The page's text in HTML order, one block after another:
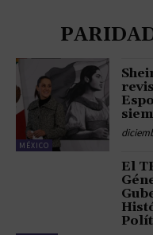
MÉXICO
El